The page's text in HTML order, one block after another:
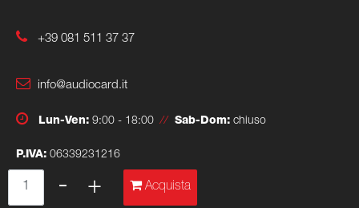
Acquista
+39 081 511 37 37
info@audiocard.it
Lun-Ven: 9:00 - 18:00// Sab-Dom: chiuso
P.IVA: 06339231216
Powered & Designed by